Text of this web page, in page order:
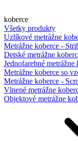
koberce
Všetky produkty
Uzlíkové metrážne
Metrážne koberce -
Detské metrážne
Jednofarebné metrážne
Metrážne koberce so
Metrážne koberce -
Vlnené metrážne
Objektové metrážne